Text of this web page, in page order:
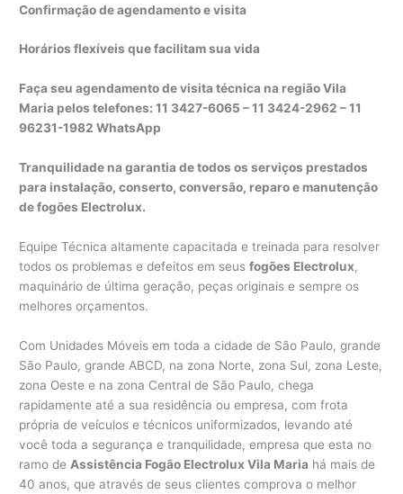
Confirmação de agendamento e visita
Horários flexíveis que facilitam sua vida
Faça seu agendamento de visita técnica na região Vila
Maria pelos telefones: 11 3427-6065 – 11 3424-2962 – 11
96231-1982 WhatsApp
Tranquilidade na garantia de todos os serviços prestados
para instalação, conserto, conversão, reparo e manutenção
de fogões Electrolux.
Equipe Técnica altamente capacitada e treinada para resolver
todos os problemas e defeitos em seusfogões Electrolux,
maquinário de última geração, peças originais e sempre os
melhores orçamentos.
Com Unidades Móveis em toda a cidade de São Paulo, grande
São Paulo, grande ABCD, na zona Norte, zona Sul, zona Leste,
zona Oeste e na zona Central de São Paulo, chega
rapidamente até a sua residência ou empresa, com frota
própria de veículos e técnicos uniformizados, levando até
você toda a segurança e tranquilidade, empresa que esta no
ramo de Assistência Fogão Electrolux Vila Maria há mais de
40 anos, que através de seus clientes comprova o melhor